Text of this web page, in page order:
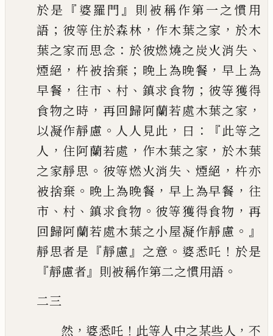
於是 『 婆羅門』
則被稱作第一之慣用
語 ； 彼等住於森林 ， 作木葉之家 ， 於木
葉之家而思念 ： 於彼燃燒之炭火消失 、
煙絕 ，杵被捨棄 ； 晚上為晚餐 ，早上為
早餐 ， 往市 、 村 、 鎮求食物 ； 彼等獲得
食物之時 ， 再回歸阿蘭若處木葉之家 ，
以凝作靜慮 。 人人見此 ， 曰 ：『此等之
人 ， 住阿蘭若處 ， 作木葉之家 ， 於木葉
之家靜思 。 彼等燃火消失 、 煙絕 ， 杵亦
被捨棄 。 晚上為晚餐 ，早上為早餐 ， 往
市 、 村 、 鎮求食物 。 彼等獲得食物 ， 再
回歸阿蘭若處木葉之小屋凝作靜慮 。』
靜思者是 『靜慮』 之意 。 婆悉吒 ！ 於是
『靜慮者』 則被稱作第二之慣用語 。
二三
然 ， 婆悉吒 ！ 此等人中之某些人 ， 不